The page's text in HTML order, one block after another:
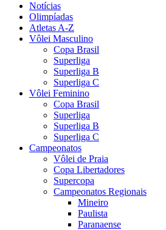
Notícias
Olimpíadas
Atletas A-Z
Vôlei Masculino
Copa Brasil
Superliga
Superliga B
Superliga C
Vôlei Feminino
Copa Brasil
Superliga
Superliga B
Superliga C
Campeonatos
Vôlei de Praia
Copa Libertadores
Supercopa
Campeonatos Regionais
Mineiro
Paulista
Paranaense